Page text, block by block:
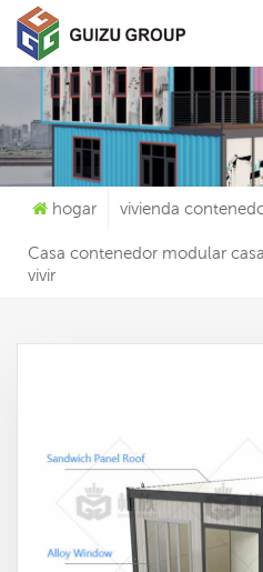
Qué Estás
hogar vivienda
Casa contenedor modular
vivir